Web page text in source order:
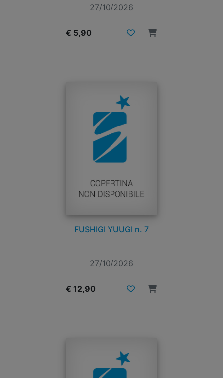
27/10/2026
€ 5,90
FUSHIGI YUUGI n. 7
27/10/2026
€ 12,90